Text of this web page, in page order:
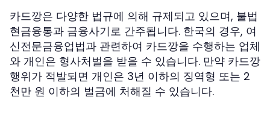
카드깡은 다양한 법규에 의해 규제되고 있으며, 불법
현금융통과 금융사기로 간주됩니다. 한국의 경우, 여
신전문금융업법과 관련하여 카드깡을 수행하는 업체
와 개인은 형사처벌을 받을 수 있습니다. 만약 카드깡
행위가 적발되면 개인은 3년 이하의 징역형 또는 2
천만 원 이하의 벌금에 처해질 수 있습니다.